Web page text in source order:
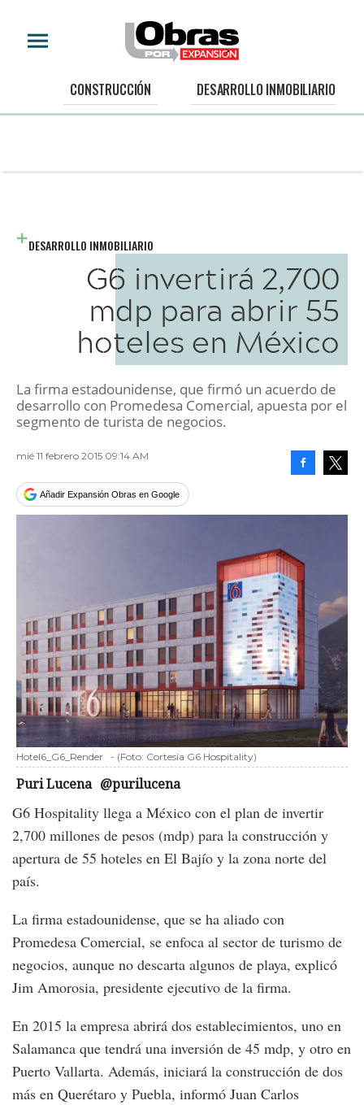
CONSTRUCCIÓN DESARROLLO INMOBILIARIO
DESARROLLO INMOBILIARIO
G6 invertirá 2,700
mdp para abrir 55
hoteles en México
La firma estadounidense, que firmó un acuerdo de
desarrollo con Promedesa Comercial, apuesta por el
segmento de turista de negocios.
mié 11 febrero 2015 09:14 AM
Añadir Expansión Obras en Google
Hotel6_G6_Render - (Foto: Cortesía G6 Hospitality)
Puri Lucena @purilucena
G6 Hospitality llega a México con el plan de invertir
2,700 millones de pesos (mdp) para la construcción y
apertura de 55 hoteles en El Bajío y la zona norte del
país.
La firma estadounidense, que se ha aliado con
Promedesa Comercial, se enfoca al sector de turismo de
negocios, aunque no descarta algunos de playa, explicó
Jim Amorosia, presidente ejecutivo de la firma.
En 2015 la empresa abrirá dos establecimientos, uno en
Salamanca que tendrá una inversión de 45 mdp, y otro en
Puerto Vallarta. Además, iniciará la construcción de dos
más en Querétaro y Puebla, informó Juan Carlos